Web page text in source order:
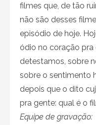
filmes que, de tão
não são desses
episódio de hoje.
ódio no coração
detestamos, sobre
sobre o sentimento
depois que o dito
pra gente: qual é o
Equipe de gravação: